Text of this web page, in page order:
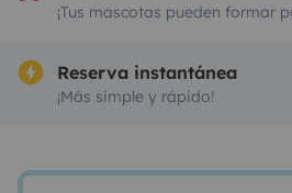
¡Tus mascotas pueden formar
Reserva instantánea
¡Más simple y rápido!